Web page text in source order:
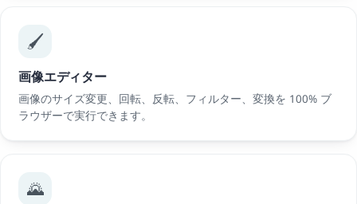
🖌️
画像エディター
画像のサイズ変更、回転、反転、フィルター、変換を 100% ブ
ラウザーで実行できます。
🌄